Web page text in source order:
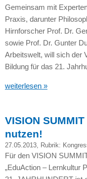
Gemeinsam mit
Praxis, darunter
Hirnforscher Prof. Dr.
sowie Prof. Dr. Gunter
Arbeitswelt, will sich der
Bildung für das 21.
weiterlesen »
VISION
nutzen!
27.05.2013, Rubrik:
Für den VISION
„EduAction – Lernkultur